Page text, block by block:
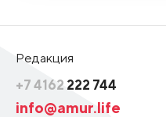
Редакция
+7 4162 222 744
info@amur.life